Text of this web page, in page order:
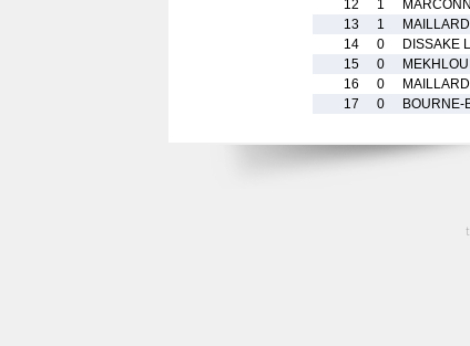
12
1
13
1
14
0 DISSAKE
15
0
16
0
17
0 BOURNE-